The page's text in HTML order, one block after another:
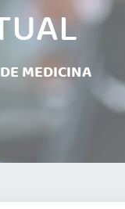
MEDICINA